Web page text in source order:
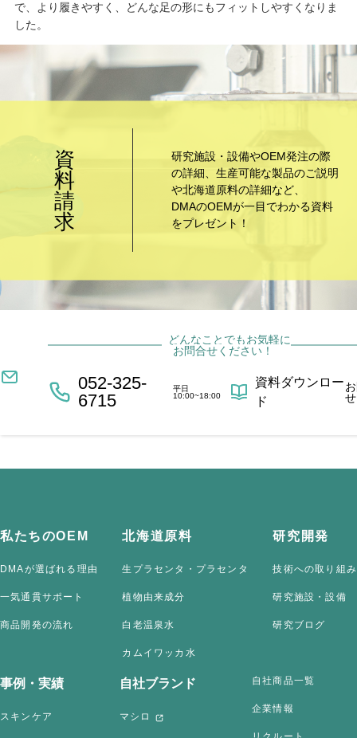
で、より履きやすく、どんな足の形にもフィットしやすくなりま
した。
資
料
請
求
研究施設・設備やOEM発注の際
の詳細、生産可能な製品のご説明
や北海道原料の詳細など、
DMAのOEMが一目でわかる資料
をプレゼント！
どんなことでもお気軽に
お問合せください！
052-325-
6715
平日
10:00~18:00
資料ダウンロー
ド
せ
私たちのOEM
DMAが選ばれる理由
一気通貫サポート
商品開発の流れ
北海道原料
生プラセンタ・プラセンタ
植物由来成分
白老温泉水
カムイワッカ水
研究開発
技術への取り組み
研究施設・設備
研究ブログ
事例・実績
スキンケア
自社ブランド
マシロ
自社商品一覧
企業情報